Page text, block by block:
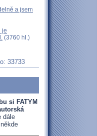
a jsem
je
(3760 hl.)
33733
si FATYM
dále